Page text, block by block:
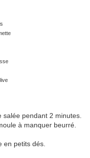
pendant 2 minutes.
à manquer beurré.
en petits dés.